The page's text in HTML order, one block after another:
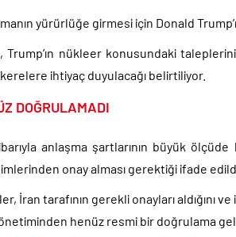
yürürlüğe girmesi için Donald
Trump’ın nükleer konusundaki
ihtiyaç duyulacağı belirtiliyor.
DOĞRULAMADI
anlaşma şartlarının büyük
onay alması gerektiği ifade
İran tarafının gerekli onayları aldığını
henüz resmi bir doğrulama